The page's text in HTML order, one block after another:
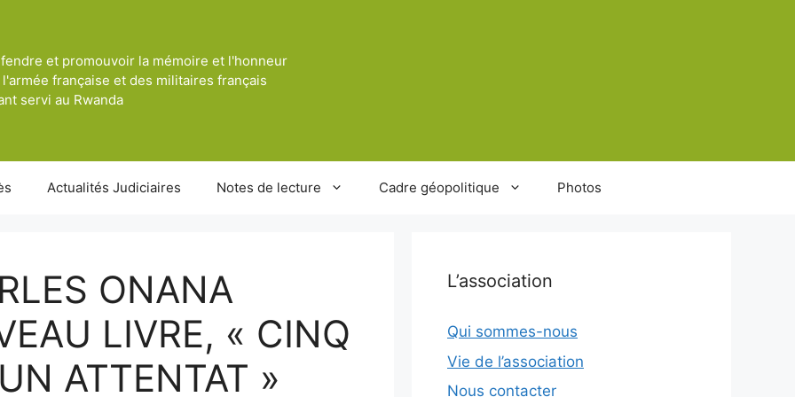
et promouvoir la mémoire et l'honneur
française et des militaires français
servi au Rwanda
Actualités Judiciaires Notes de lecture Cadre géopolitique Photos
ONANA
LIVRE, « CINQ
ATTENTAT »
L’association
Qui sommes-nous
Vie de l’association
Nous contacter